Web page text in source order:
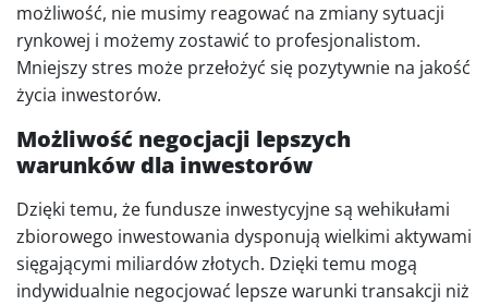
możliwość, nie musimy reagować na zmiany sytuacji
rynkowej i możemy zostawić to profesjonalistom.
Mniejszy stres może przełożyć się pozytywnie na jakość
życia inwestorów.
Możliwość negocjacji lepszych
warunków dla inwestorów
Dzięki temu, że fundusze inwestycyjne są wehikułami
zbiorowego inwestowania dysponują wielkimi aktywami
sięgającymi miliardów złotych. Dzięki temu mogą
indywidualnie negocjować lepsze warunki transakcji niż